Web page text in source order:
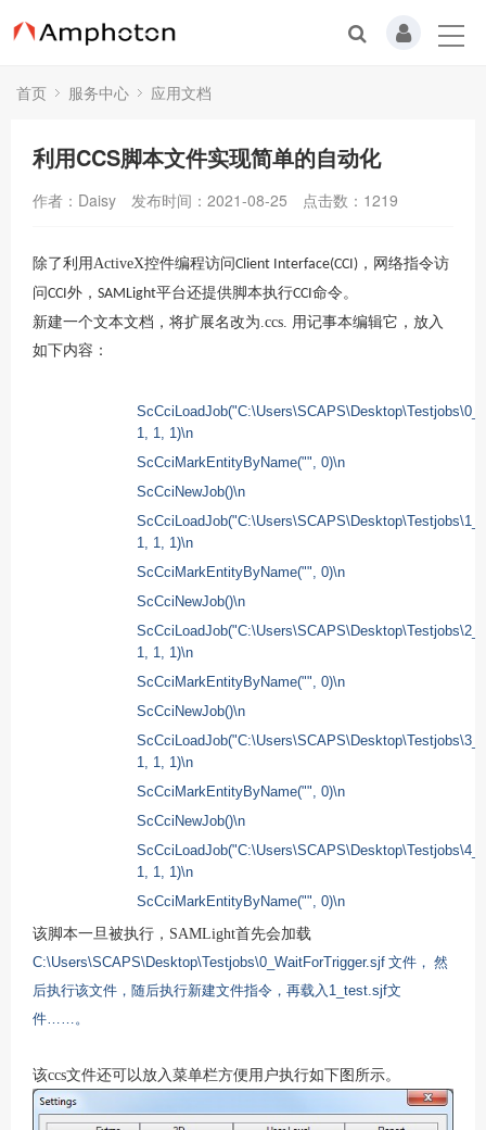
首页 服务中心 应用文档
利用CCS脚本文件实现简单的自动化
作者：Daisy 发布时间：2021-08-25 点击数： 1219
除了利用ActiveX控件编程访问Client Interface(CCI) ，网络指令访
问CCI外， SAMLight平台还提供脚本执行CCI命令。
新建一个文本文档，将扩展名改为.ccs. 用记事本编辑它，放入
如下内容：
1, 1, 1)\n
ScCciMarkEntityByName("", 0)\n
ScCciNewJob()\n
1, 1, 1)\n
ScCciMarkEntityByName("", 0)\n
ScCciNewJob()\n
1, 1, 1)\n
ScCciMarkEntityByName("", 0)\n
ScCciNewJob()\n
1, 1, 1)\n
ScCciMarkEntityByName("", 0)\n
ScCciNewJob()\n
1, 1, 1)\n
ScCciMarkEntityByName("", 0)\n
该脚本一旦被执行， SAMLight首先会加载
C:\Users\SCAPS\Desktop\Testjobs\0_WaitForTrigger.sjf 文件， 然
后执行该文件，随后执行新建文件指令，再载入 1_test.sjf文
件……。
该ccs文件还可以放入菜单栏方便用户执行如下图所示。